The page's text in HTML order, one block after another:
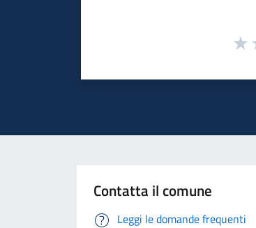
Contatta il comune
Leggi le domande frequenti